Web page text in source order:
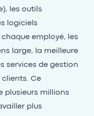
les outils
logiciels
employé, les
large, la meilleure
services de gestion
Ce
plusieurs millions
plus